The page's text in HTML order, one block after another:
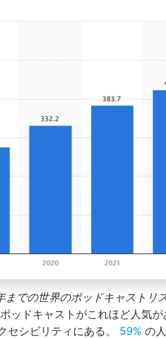
での世界のポッドキャストリ
ッドキャストがこれほど人気
セシビリティにある。 59% の